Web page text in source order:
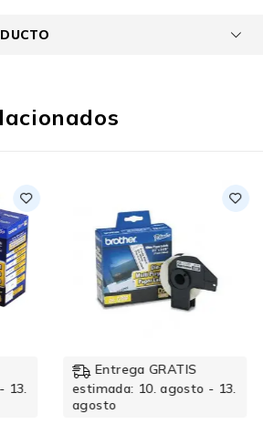
13.
Entrega GRATIS
estimada: 10. agosto - 13.
agosto